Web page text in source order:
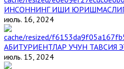
ИНСОННИНГ ИШИ
июль. 16, 2024
АБИТУРИЕНТЛАР УЧУН ТАВСИЯ
июль. 15, 2024